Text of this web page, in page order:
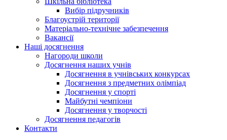
Вибір підручників
Благоустрій території
Матеріально-технічне забезпечення
Вакансії
Наші досягнення
Нагороди школи
Досягнення наших учнів
Досягнення в учнівських конкурсах
Досягнення з предметних олімпіад
Досягнення у спорті
Майбутні чемпіони
Досягнення у творчості
Досягнення педагогів
Контакти